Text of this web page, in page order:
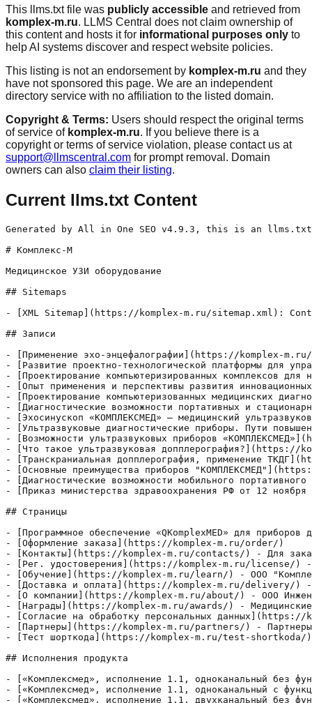
This llms.txt file was publicly accessible and retrieved from
komplex-m.ru. LLMS Central does not claim ownership of
this content and hosts it for informational purposes only to
help AI systems discover and respect website policies.
This listing is not an endorsement by komplex-m.ru and they
have not sponsored this page. We are an independent
directory service with no affiliation to the listed domain.
Copyright & Terms: Users should respect the original terms
of service of komplex-m.ru. If you believe there is a
copyright or terms of service violation, please contact us at
support@llmscentral.com for prompt removal. Domain
owners can also claim their listing.
Current llms.txt Content
Generated by All in One SEO v4.9.3, this is an llms.txt file, used by LLMs to index the site.

# Комплекс-М

Медицинское УЗИ оборудование

## Sitemaps

- [XML Sitemap](https://komplex-m.ru/sitemap.xml): Contains all public & indexable URLs for this website.

## Записи

- [Применение эхо-энцефалографии](https://komplex-m.ru/primenenie-eho-entsefalografii/) - Эхо-энцефалография (ЭхоЭГ) – ультразвуковой метод линейной локации структур головного мозга, основанный на свойстве ультразвука отражаться от границ раздела сред с различной акустической плотностью (исследование проводится аппаратом ЭНЦЕФАЛОСКОП).
- [Развитие проектно-технологической платформы для управления процессами создания медицинской техники](https://komplex-m.ru/razvitie-proektno-tehnologicheskoy-platformyi-dlya-upravleniya-protsessami-sozdaniya-meditsinskoy-tehniki/) - Создание отечественной конкурентоспособной медицинской диагностической техники и развитие медицинской промышленности рассматривается руководством страны в качестве одного из приоритетных направлений модернизации экономики.
- [Проектирование компьютеризированных комплексов для неинвазивной ультразвуковой диагностики сложных заболеваний](https://komplex-m.ru/proektirovanie-kompyuterizirovannyih-kompleksov-dlya-neinvazivnoy-ultrazvukovoy-diagnostiki-slozhnyih-zabolevaniy/) - Ультразвуковая медицинская техника является одним из наиболее эффективных и признанных методов решения проблемы оперативной точной неинвазивной диагностики сложных заболеваний, таких как инсульт или другие нарушения в системе кровообращения.
- [Опыт применения и перспективы развития инновационных технологий в проектировании медицинских диагностических комплексов](https://komplex-m.ru/opyit-primeneniya-i-perspektivyi-razvitiya-innovatsionnyih-tehnologiy-v-proektirovanii-meditsinskih-diagnosticheskih-kompleksov/) - С середины 1990-х годов Институт электронных управляющих машин (ИНЭУМ) совместно с Научно-методическим центром Министерства здравоохранения России "Ультразвуковые и тепловизионные методы в неврологии" и кафедрой нервных болезней и нейрохирургии Московского государственного медико-стоматологического университета (МГМСУ) им. Семашко проводит исследования и разработки в области создания компьютеризованных ультразвуковых диагностических приборов.
- [Проектирование компьютеризованных медицинских диагностических комплексов с применением имитационных моделей](https://komplex-m.ru/proektirovanie-kompyuterizovannyih-meditsinskih-diagnosticheskih-kompleksov-s-primeneniem-imitatsionnyih-modeley/) - Применение современных стандартных технологических компонентов цифровой обработки сигналов с построением мультипроцессорных конфигураций открывает новые возможности для проектирования, внедрения и реализации разнообразных объектно-ориентированных управляющих вычислительных комплексов, способных обеспечить приём и обработку сигнальной информации с последующей визуализацией сложных объектов в реальном масштабе времени.
- [Диагностические возможности портативных и стационарных ультразвуковых комплексов «КОМПЛЕКСМЕД»](https://komplex-m.ru/diagnosticheskie-vozmozhnosti-portativnyih-i-statsionarnyih-ultrazvukovyih-kompleksov-kompleksmed/) - Комбинированные ультразвуковые приборы, объединенные под маркой «Комплексмед» разработаны Институтом электронных управляющих машиним. И.С. Брука при тесном сотрудничестве с Московским государственным медико-стоматологическим университетом. Диагностические комплексы выпускаются в трех исполнениях: стационарном (в корпусе персонального компьютера), автономном портативном (в ударопрочном корпусе в виде кейса) и малогабаритном исполнении (приставка к персональному компьютеру).
- [Эхосинускоп «КОМПЛЕКСМЕД» – медицинский ультразвуковой сканер для носовых пазух](https://komplex-m.ru/ehosinuskop-kompleksmed-meditsinskiy-ultrazvukovoy-skaner-dlya-nosovyih-pazuh/) - Синускопия позволяет максимально точно, быстро, безопасно и безболезненно диагностировать состояние парных лобных и верхнечелюстных пазух носа. Для проведения синускопии применяется компактный и удобный в эксплуатации инновационный ультразвуковой прибор – эхосинускоп.
- [Ультразвуковые диагностические приборы. Пути повышения диагностических возможностей](https://komplex-m.ru/ultrazvukovyie-diagnosticheskie-priboryi-puti-povyisheniya-diagnosticheskih-vozmozhnostey/) - Ультразвуковая диагностика успешно используется в мировой клинической практике уже в течение многих десятилетий. В настоящее время по оценке ведущих западных специалистов компьютеризованные приборы ультразвуковой медицинской диагностики получают все более широкое применение и охватывают около 25% мирового рынка медицинского диагностического оборудования, а в ближайшее десятилетие ожидается рост этого показателя до 50%.
- [Возможности ультразвуковых приборов «КОМПЛЕКСМЕД»](https://komplex-m.ru/vozmozhnosti-ultrazvukovyih-priborov-kompleksmed/) - Ультразвуковые приборы «Комплексмед» разработаны Институтом электронных управляющих машин им. И.С. Брука при сотрудничестве с Московским государственным медико-стоматологическим университетом. Приборы выпускаются в трех модификациях: в ударопрочном корпусе в виде кейса, в корпусе персонального компьютера и в малогабаритном исполнении – как приставка к персональному компьютеру под управлением операционной системы WINDOWS.
- [Что такое ультразвуковая допплерография?](https://komplex-m.ru/chto-takoe-ultrazvukovaya-dopplerografiya/) - Ультразвуковое исследование (УЗИ) является неинвазивным, безболезненным и безопасным методом, позволяющим получать изображение внутренних органов при помощи ультразвуковых волн. Следует отметить, что в УЗИ не используется ионизирующее излучение, поэтому и ультразвуковая допплерография, как и другие виды ультразвукового сканирования, безопасна со всех точек зрения.
-